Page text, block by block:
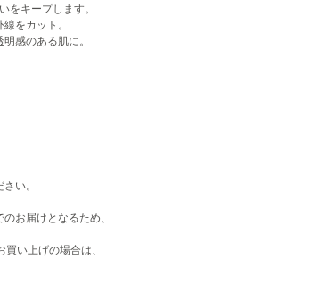
をキープします。
をカット。
感のある肌に。
い。
お届けとなるため、
い上げの場合は、